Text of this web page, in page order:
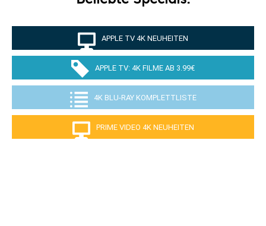
APPLE TV 4K NEUHEITEN
APPLE TV: 4K FILME AB 3.99€
4K BLU-RAY KOMPLETTLISTE
PRIME VIDEO 4K NEUHEITEN